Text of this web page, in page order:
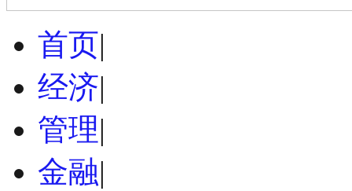
首页|
经济|
管理|
金融|